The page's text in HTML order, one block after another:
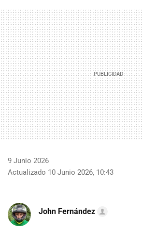
MAIL
9 Junio 2026
Actualizado 10 Junio 2026, 10:43
John Fernández